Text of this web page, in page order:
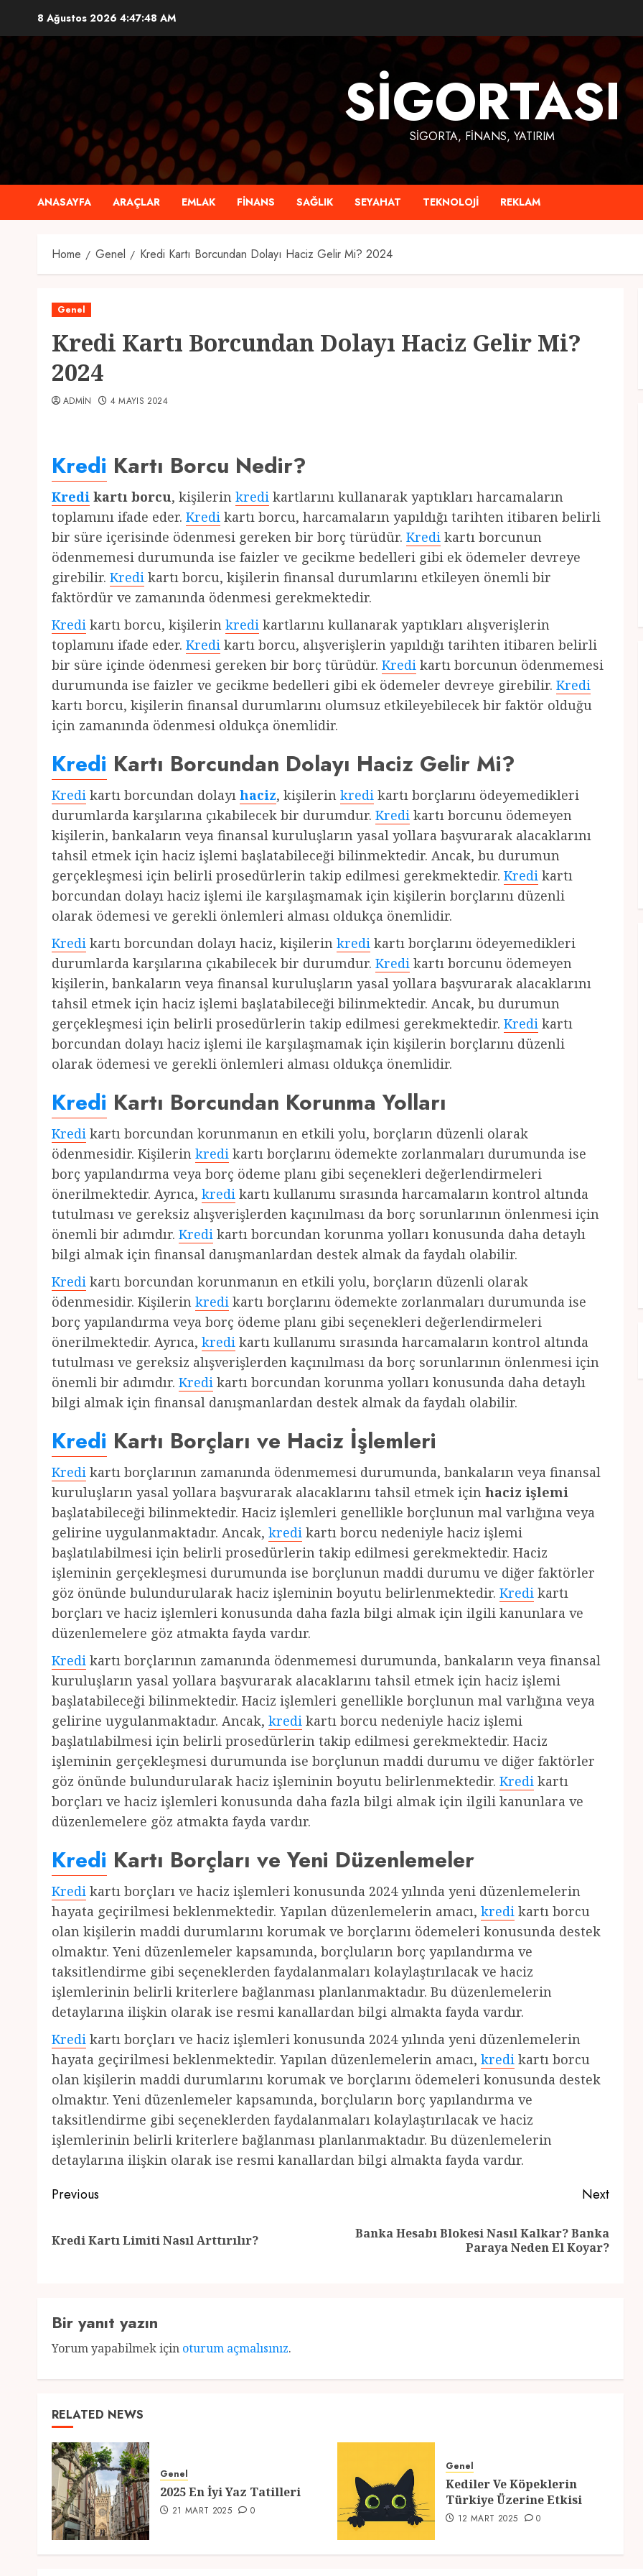
content
8 Ağustos 2026 4:47:49 AM
SIGORTASI
SIGORTA, FINANS, YATIRIM
ANASAYFA ARAÇLAR EMLAK FINANS SAĞLIK SEYAHAT TEKNOLOJI REKLAM
Home Genel Kredi Kartı Borcundan Dolayı Haciz Gelir Mi? 2024
Genel
Kredi Kartı Borcundan Dolayı Haciz Gelir Mi?
2024
ADMIN 4 MAYIS 2024
Kredi Kartı Borcu Nedir?
Kredi kartı borcu, kişilerin kredi kartlarını kullanarak yaptıkları harcamaların
toplamını ifade eder. Kredi kartı borcu, harcamaların yapıldığı tarihten itibaren belirli
bir süre içerisinde ödenmesi gereken bir borç türüdür. Kredi kartı borcunun
ödenmemesi durumunda ise faizler ve gecikme bedelleri gibi ek ödemeler devreye
girebilir. Kredi kartı borcu, kişilerin finansal durumlarını etkileyen önemli bir
faktördür ve zamanında ödenmesi gerekmektedir.
Kredi kartı borcu, kişilerin kredi kartlarını kullanarak yaptıkları alışverişlerin
toplamını ifade eder. Kredi kartı borcu, alışverişlerin yapıldığı tarihten itibaren belirli
bir süre içinde ödenmesi gereken bir borç türüdür. Kredi kartı borcunun ödenmemesi
durumunda ise faizler ve gecikme bedelleri gibi ek ödemeler devreye girebilir. Kredi
kartı borcu, kişilerin finansal durumlarını olumsuz etkileyebilecek bir faktör olduğu
için zamanında ödenmesi oldukça önemlidir.
Kredi Kartı Borcundan Dolayı Haciz Gelir Mi?
Kredi kartı borcundan dolayı haciz, kişilerin kredi kartı borçlarını ödeyemedikleri
durumlarda karşılarına çıkabilecek bir durumdur. Kredi kartı borcunu ödemeyen
kişilerin, bankaların veya finansal kuruluşların yasal yollara başvurarak alacaklarını
tahsil etmek için haciz işlemi başlatabileceği bilinmektedir. Ancak, bu durumun
gerçekleşmesi için belirli prosedürlerin takip edilmesi gerekmektedir. Kredi kartı
borcundan dolayı haciz işlemi ile karşılaşmamak için kişilerin borçlarını düzenli
olarak ödemesi ve gerekli önlemleri alması oldukça önemlidir.
Kredi kartı borcundan dolayı haciz, kişilerin kredi kartı borçlarını ödeyemedikleri
durumlarda karşılarına çıkabilecek bir durumdur. Kredi kartı borcunu ödemeyen
kişilerin, bankaların veya finansal kuruluşların yasal yollara başvurarak alacaklarını
tahsil etmek için haciz işlemi başlatabileceği bilinmektedir. Ancak, bu durumun
gerçekleşmesi için belirli prosedürlerin takip edilmesi gerekmektedir. Kredi kartı
borcundan dolayı haciz işlemi ile karşılaşmamak için kişilerin borçlarını düzenli
olarak ödemesi ve gerekli önlemleri alması oldukça önemlidir.
Kredi Kartı Borcundan Korunma Yolları
Kredi kartı borcundan korunmanın en etkili yolu, borçların düzenli olarak
ödenmesidir. Kişilerin kredi kartı borçlarını ödemekte zorlanmaları durumunda ise
borç yapılandırma veya borç ödeme planı gibi seçenekleri değerlendirmeleri
önerilmektedir. Ayrıca, kredi kartı kullanımı sırasında harcamaların kontrol altında
tutulması ve gereksiz alışverişlerden kaçınılması da borç sorunlarının önlenmesi için
önemli bir adımdır. Kredi kartı borcundan korunma yolları konusunda daha detaylı
bilgi almak için finansal danışmanlardan destek almak da faydalı olabilir.
Kredi kartı borcundan korunmanın en etkili yolu, borçların düzenli olarak
ödenmesidir. Kişilerin kredi kartı borçlarını ödemekte zorlanmaları durumunda ise
borç yapılandırma veya borç ödeme planı gibi seçenekleri değerlendirmeleri
önerilmektedir. Ayrıca, kredi kartı kullanımı sırasında harcamaların kontrol altında
tutulması ve gereksiz alışverişlerden kaçınılması da borç sorunlarının önlenmesi için
önemli bir adımdır. Kredi kartı borcundan korunma yolları konusunda daha detaylı
bilgi almak için finansal danışmanlardan destek almak da faydalı olabilir.
Kredi Kartı Borçları ve Haciz İşlemleri
Kredi kartı borçlarının zamanında ödenmemesi durumunda, bankaların veya finansal
kuruluşların yasal yollara başvurarak alacaklarını tahsil etmek için haciz işlemi
başlatabileceği bilinmektedir. Haciz işlemleri genellikle borçlunun mal varlığına veya
gelirine uygulanmaktadır. Ancak, kredi kartı borcu nedeniyle haciz işlemi
başlatılabilmesi için belirli prosedürlerin takip edilmesi gerekmektedir. Haciz
işleminin gerçekleşmesi durumunda ise borçlunun maddi durumu ve diğer faktörler
göz önünde bulundurularak haciz işleminin boyutu belirlenmektedir. Kredi kartı
borçları ve haciz işlemleri konusunda daha fazla bilgi almak için ilgili kanunlara ve
düzenlemelere göz atmakta fayda vardır.
Kredi kartı borçlarının zamanında ödenmemesi durumunda, bankaların veya finansal
kuruluşların yasal yollara başvurarak alacaklarını tahsil etmek için haciz işlemi
başlatabileceği bilinmektedir. Haciz işlemleri genellikle borçlunun mal varlığına veya
gelirine uygulanmaktadır. Ancak, kredi kartı borcu nedeniyle haciz işlemi
başlatılabilmesi için belirli prosedürlerin takip edilmesi gerekmektedir. Haciz
işleminin gerçekleşmesi durumunda ise borçlunun maddi durumu ve diğer faktörler
göz önünde bulundurularak haciz işleminin boyutu belirlenmektedir. Kredi kartı
borçları ve haciz işlemleri konusunda daha fazla bilgi almak için ilgili kanunlara ve
düzenlemelere göz atmakta fayda vardır.
Kredi Kartı Borçları ve Yeni Düzenlemeler
Kredi kartı borçları ve haciz işlemleri konusunda 2024 yılında yeni düzenlemelerin
hayata geçirilmesi beklenmektedir. Yapılan düzenlemelerin amacı, kredi kartı borcu
olan kişilerin maddi durumlarını korumak ve borçlarını ödemeleri konusunda destek
olmaktır. Yeni düzenlemeler kapsamında, borçluların borç yapılandırma ve
taksitlendirme gibi seçeneklerden faydalanmaları kolaylaştırılacak ve haciz
işlemlerinin belirli kriterlere bağlanması planlanmaktadır. Bu düzenlemelerin
detaylarına ilişkin olarak ise resmi kanallardan bilgi almakta fayda vardır.
Kredi kartı borçları ve haciz işlemleri konusunda 2024 yılında yeni düzenlemelerin
hayata geçirilmesi beklenmektedir. Yapılan düzenlemelerin amacı, kredi kartı borcu
olan kişilerin maddi durumlarını korumak ve borçlarını ödemeleri konusunda destek
olmaktır. Yeni düzenlemeler kapsamında, borçluların borç yapılandırma ve
taksitlendirme gibi seçeneklerden faydalanmaları kolaylaştırılacak ve haciz
işlemlerinin belirli kriterlere bağlanması planlanmaktadır. Bu düzenlemelerin
detaylarına ilişkin olarak ise resmi kanallardan bilgi almakta fayda vardır.
Post
Previous
Previous
Kredi Kartı Limiti Nasıl Arttırılır?
Next
NextBanka Hesabı Blokesi Nasıl Kalkar? Banka
Paraya Neden El Koyar?
Bir yanıt yazın
Yorum yapabilmek için oturum açmalısınız.
RELATED NEWS
Genel
2025 En İyi Yaz Tatilleri
21 MART 2025 0
Genel
Kediler Ve Köpeklerin
Türkiye Üzerine Etkisi
12 MART 2025 0